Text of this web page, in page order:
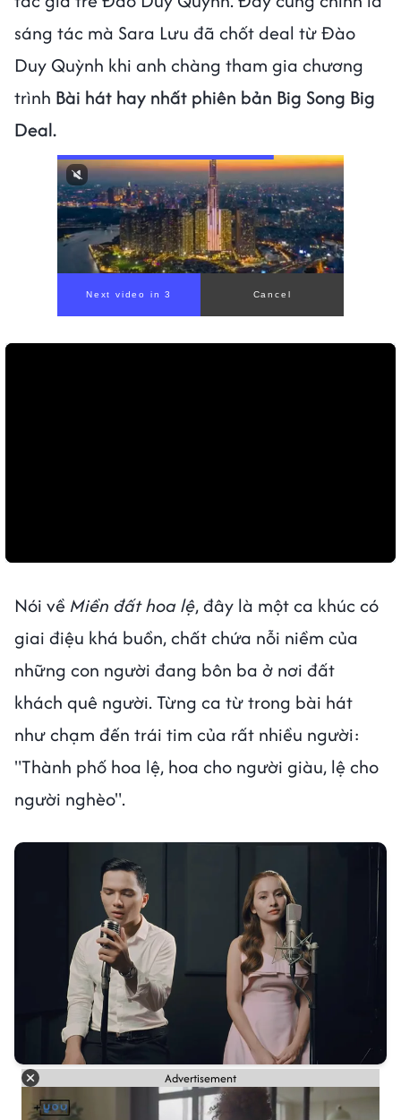
sáng tác mà Sara Lưu đã chốt deal từ Đào
Duy Quỳnh khi anh chàng tham gia chương
trình Bài hát hay nhất phiên bản Big Song Big
Deal.
Next video in 1 Cancel
Nói về Miền đất hoa lệ, đây là một ca khúc có
giai điệu khá buồn, chất chứa nỗi niềm của
những con người đang bôn ba ở nơi đất
khách quê người. Từng ca từ trong bài hát
như chạm đến trái tim của rất nhiều người:
"Thành phố hoa lệ, hoa cho người giàu, lệ cho
người nghèo".
Advertisement